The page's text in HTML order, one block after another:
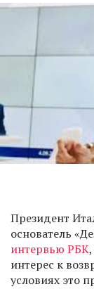
Президент
основатель
интервью РБК
интерес к
условиях это